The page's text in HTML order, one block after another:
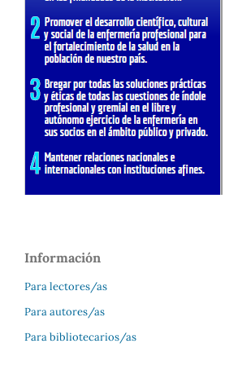
Información
Para lectores/as
Para autores/as
Para bibliotecarios/as